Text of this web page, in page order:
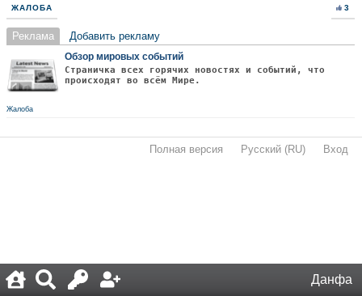
Данфа
ЖАЛОБА 3
Реклама Добавить рекламу
Обзор мировых событий
Страничка всех горячих новостях и событий, что
происходят во всём Мире.
Жалоба
Полная версия Русский (RU) Вход